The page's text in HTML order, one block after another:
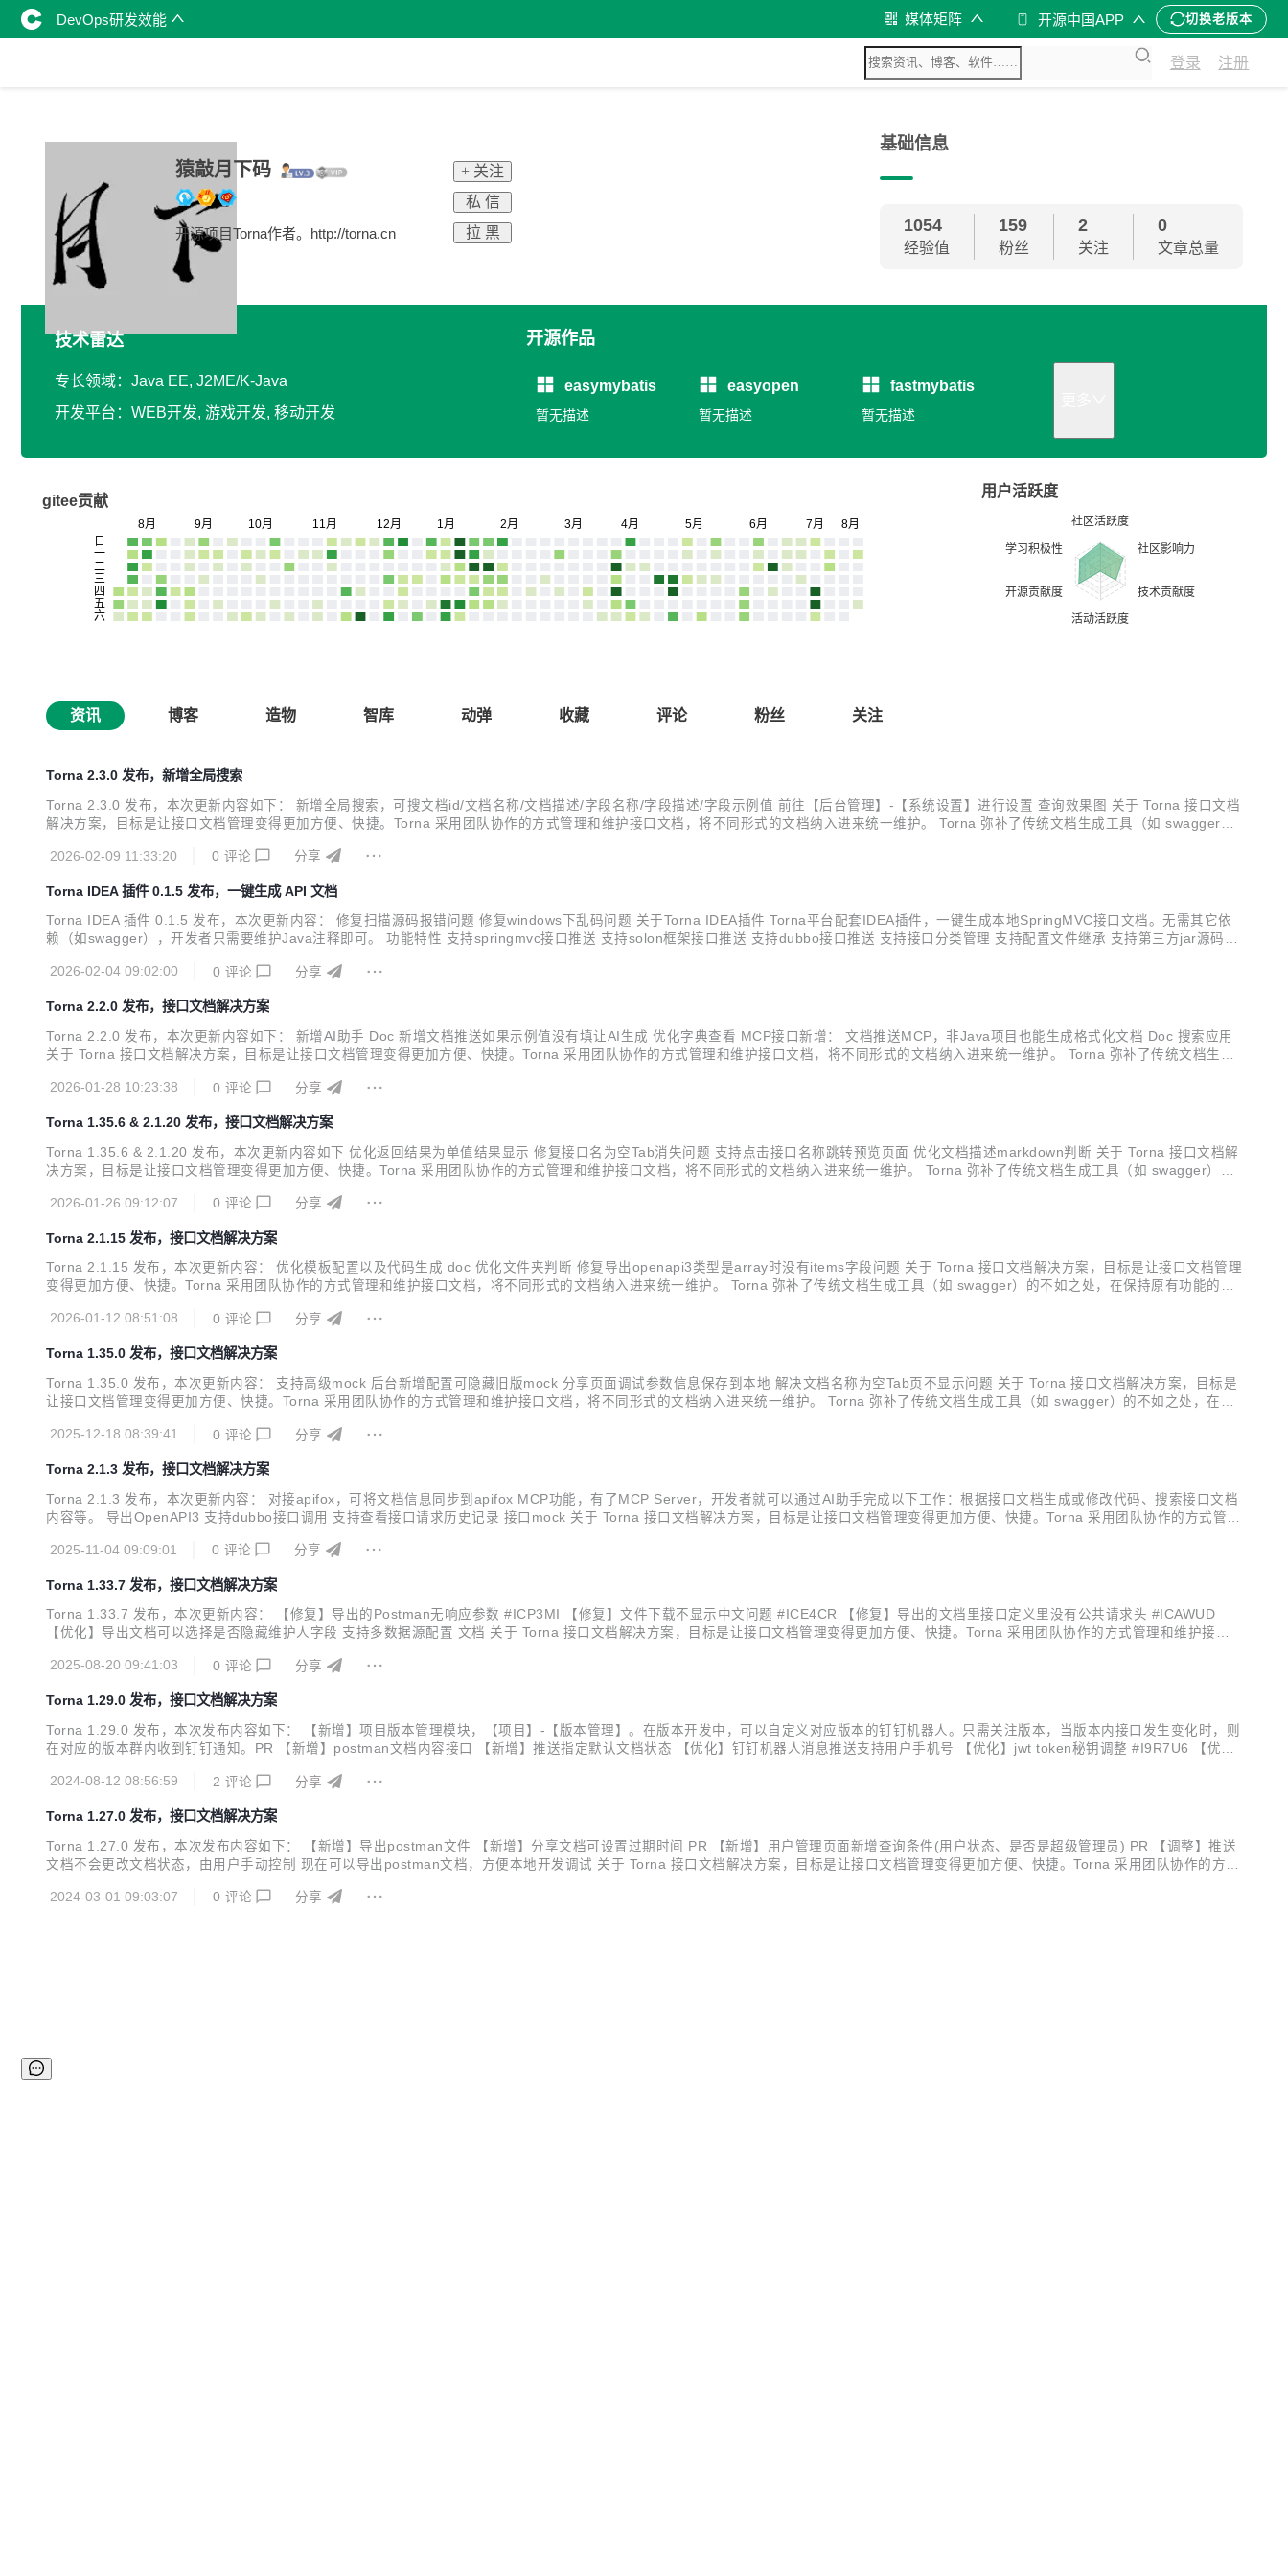
DevOps研发效能 媒体矩阵 开源中国APP 切换老版本
登录 注册
猿敲月下码
开源项目Torna作者。http://torna.cn
+ 关注
私 信
拉 黑
基础信息
1054
经验值
159
粉丝
2
关注
0
文章总量
技术雷达
专长领域：Java EE, J2ME/K-Java
开发平台：WEB开发, 游戏开发, 移动开发
开源作品
easymybatis
暂无描述
easyopen
暂无描述
fastmybatis
暂无描述
gitee贡献
用户活跃度
资讯 博客 造物 智库 动弹 收藏 评论 粉丝 关注
Torna 2.3.0 发布，新增全局搜索
Torna 2.3.0 发布，本次更新内容如下： 新增全局搜索，可搜文档id/文档名称/文档描述/字段名称/字段描述/字段示例值 前往【后台管理】-【系统设置】进行设置 查询效果图 关于 Torna 接口文档
解决方案，目标是让接口文档管理变得更加方便、快捷。Torna 采用团队协作的方式管理和维护接口文档，将不同形式的文档纳入进来统一维护。 Torna 弥补了传统文档生成工具（如 swagger）
d...
2026-02-09 11:33:20 0 评论 分享
Torna IDEA 插件 0.1.5 发布，一键生成 API 文档
Torna IDEA 插件 0.1.5 发布，本次更新内容： 修复扫描源码报错问题 修复windows下乱码问题 关于Torna IDEA插件 Torna平台配套IDEA插件，一键生成本地SpringMVC接口文档。无需其它依
赖（如swagger），开发者只需要维护Java注释即可。 功能特性 支持springmvc接口推送 支持solon框架接口推送 支持dubbo接口推送 支持接口分类管理 支持配置文件继承 支持第三方jar源码扫
2026-02-04 09:02:00
0 评论 分享
Torna 2.2.0 发布，接口文档解决方案
Torna 2.2.0 发布，本次更新内容如下： 新增AI助手 Doc 新增文档推送如果示例值没有填让AI生成 优化字典查看 MCP接口新增： 文档推送MCP，非Java项目也能生成格式化文档 Doc 搜索应用
关于 Torna 接口文档解决方案，目标是让接口文档管理变得更加方便、快捷。Torna 采用团队协作的方式管理和维护接口文档，将不同形式的文档纳入进来统一维护。 Torna 弥补了传统文档生成
2026-01-28 10:23:38
0 评论 分享
Torna 1.35.6 & 2.1.20 发布，接口文档解决方案
Torna 1.35.6 & 2.1.20 发布，本次更新内容如下 优化返回结果为单值结果显示 修复接口名为空Tab消失问题 支持点击接口名称跳转预览页面 优化文档描述markdown判断 关于 Torna 接口文档解
决方案，目标是让接口文档管理变得更加方便、快捷。Torna 采用团队协作的方式管理和维护接口文档，将不同形式的文档纳入进来统一维护。 Torna 弥补了传统文档生成工具（如 swagger）的
2026-01-26 09:12:07
0 评论 分享
Torna 2.1.15 发布，接口文档解决方案
Torna 2.1.15 发布，本次更新内容： 优化模板配置以及代码生成 doc 优化文件夹判断 修复导出openapi3类型是array时没有items字段问题 关于 Torna 接口文档解决方案，目标是让接口文档管理
变得更加方便、快捷。Torna 采用团队协作的方式管理和维护接口文档，将不同形式的文档纳入进来统一维护。 Torna 弥补了传统文档生成工具（如 swagger）的不如之处，在保持原有功能的前
2026-01-12 08:51:08
0 评论 分享
Torna 1.35.0 发布，接口文档解决方案
Torna 1.35.0 发布，本次更新内容： 支持高级mock 后台新增配置可隐藏旧版mock 分享页面调试参数信息保存到本地 解决文档名称为空Tab页不显示问题 关于 Torna 接口文档解决方案，目标是
让接口文档管理变得更加方便、快捷。Torna 采用团队协作的方式管理和维护接口文档，将不同形式的文档纳入进来统一维护。 Torna 弥补了传统文档生成工具（如 swagger）的不如之处，在保
2025-12-18 08:39:41
0 评论 分享
Torna 2.1.3 发布，接口文档解决方案
Torna 2.1.3 发布，本次更新内容： 对接apifox，可将文档信息同步到apifox MCP功能，有了MCP Server，开发者就可以通过AI助手完成以下工作：根据接口文档生成或修改代码、搜索接口文档
内容等。 导出OpenAPI3 支持dubbo接口调用 支持查看接口请求历史记录 接口mock 关于 Torna 接口文档解决方案，目标是让接口文档管理变得更加方便、快捷。Torna 采用团队协作的方式管理
2025-11-04 09:09:01
0 评论 分享
Torna 1.33.7 发布，接口文档解决方案
Torna 1.33.7 发布，本次更新内容： 【修复】导出的Postman无响应参数 #ICP3MI 【修复】文件下载不显示中文问题 #ICE4CR 【修复】导出的文档里接口定义里没有公共请求头 #ICAWUD
【优化】导出文档可以选择是否隐藏维护人字段 支持多数据源配置 文档 关于 Torna 接口文档解决方案，目标是让接口文档管理变得更加方便、快捷。Torna 采用团队协作的方式管理和维护接口
agg...
2025-08-20 09:41:03 0 评论 分享
Torna 1.29.0 发布，接口文档解决方案
Torna 1.29.0 发布，本次发布内容如下： 【新增】项目版本管理模块，【项目】-【版本管理】。在版本开发中，可以自定义对应版本的钉钉机器人。只需关注版本，当版本内接口发生变化时，则
在对应的版本群内收到钉钉通知。PR 【新增】postman文档内容接口 【新增】推送指定默认文档状态 【优化】钉钉机器人消息推送支持用户手机号 【优化】jwt token秘钥调整 #I9R7U6 【优
2024-08-12 08:56:59
2 评论 分享
Torna 1.27.0 发布，接口文档解决方案
Torna 1.27.0 发布，本次发布内容如下： 【新增】导出postman文件 【新增】分享文档可设置过期时间 PR 【新增】用户管理页面新增查询条件(用户状态、是否是超级管理员) PR 【调整】推送
文档不会更改文档状态，由用户手动控制 现在可以导出postman文档，方便本地开发调试 关于 Torna 接口文档解决方案，目标是让接口文档管理变得更加方便、快捷。Torna 采用团队协作的方式
痛点 不满足 ...
2024-03-01 09:03:07 0 评论 分享